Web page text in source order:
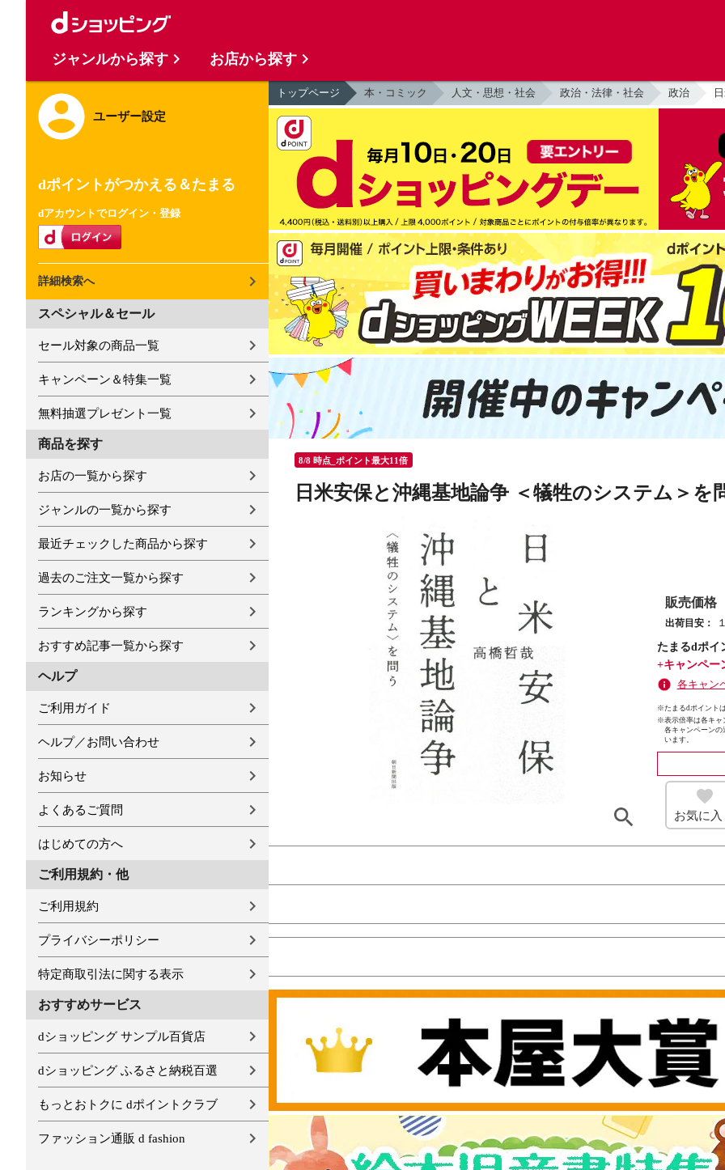
ユーザー設定
dポイントがつかえる＆たまる
dアカウントでログイン・登録
詳細検索へ
スペシャル＆セール
セール対象の商品一覧
キャンペーン＆特集一覧
無料抽選プレゼント一覧
商品を探す
お店の一覧から探す
ジャンルの一覧から探す
最近チェックした商品から探す
過去のご注文一覧から探す
ランキングから探す
おすすめ記事一覧から探す
ヘルプ
ご利用ガイド
ヘルプ／お問い合わせ
お知らせ
よくあるご質問
はじめての方へ
ご利用規約・他
ご利用規約
プライバシーポリシー
特定商取引法に関する表示
おすすめサービス
dショッピング サンプル百貨店
dショッピング ふるさと納税百選
もっとおトクに dポイントクラブ
ファッション通販 d fashion
トップページ 本・コミック 人文・思想・社会 政治・法律・社会 政治
8/8 時点_ポイント最大11倍
日米安保と沖縄基地論争 ＜犠牲のシステム＞を
販売価格
出荷目安：
たまるdポイ
+キャンペー
各キャン
※たまるdポイント
※表示倍率は各キャ
各キャンペーンの
います。
お気に入
ジャンルから探す お店から探す